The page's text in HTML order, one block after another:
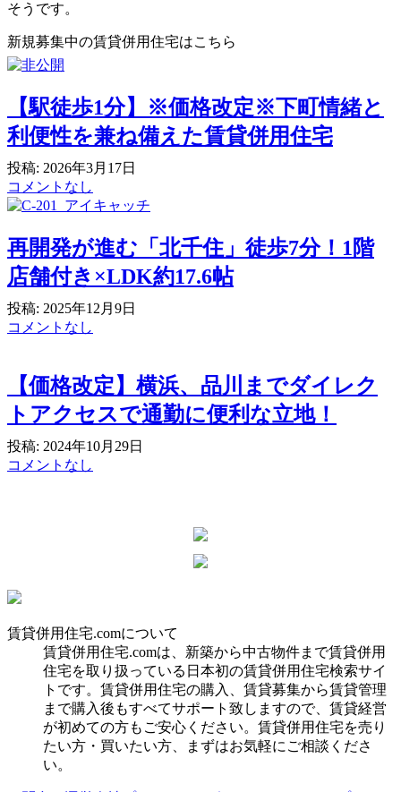
そうです。
新規募集中の賃貸併用住宅はこちら
【駅徒歩1分】※価格改定※下町情緒と
利便性を兼ね備えた賃貸併用住宅
投稿: 2026年3月17日
コメントなし
再開発が進む「北千住」徒歩7分！1階
店舗付き×LDK約17.6帖
投稿: 2025年12月9日
コメントなし
【価格改定】横浜、品川までダイレク
トアクセスで通勤に便利な立地！
投稿: 2024年10月29日
コメントなし
賃貸併用住宅.comについて
賃貸併用住宅.comは、新築から中古物件まで賃貸併用
住宅を取り扱っている日本初の賃貸併用住宅検索サイ
トです。賃貸併用住宅の購入、賃貸募集から賃貸管理
まで購入後もすべてサポート致しますので、賃貸経営
が初めての方もご安心ください。賃貸併用住宅を売り
たい方・買いたい方、まずはお気軽にご相談くださ
い。